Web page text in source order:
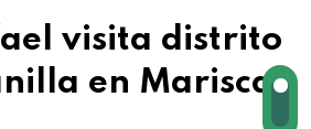
visita distrito
en Mariscal